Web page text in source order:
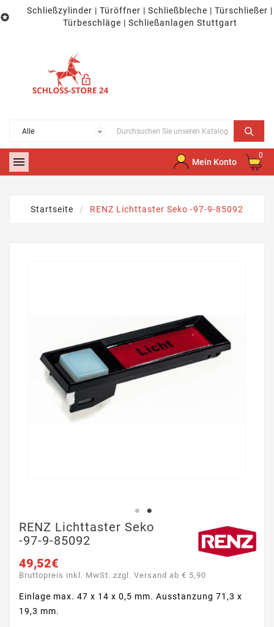

Schließzylinder | Türöffner | Schließbleche | Türschließer |
Türbeschläge | Schließanlagen Stuttgart
 Mein Konto
0
Startseite RENZ Lichttaster Seko -97-9-85092
RENZ Lichttaster Seko
-97-9-85092
49,52€
Bruttopreis inkl. MwSt. zzgl. Versand ab € 5,90
Einlage max. 47 x 14 x 0,5 mm. Ausstanzung 71,3 x
19,3 mm.